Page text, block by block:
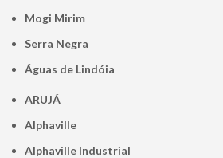
Mogi Mirim
Serra Negra
Águas de Lindóia
ARUJÁ
Alphaville
Alphaville Industrial